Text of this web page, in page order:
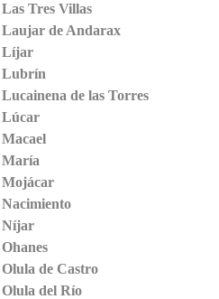
Las Tres Villas
Laujar de Andarax
Líjar
Lubrín
Lucainena de las Torres
Lúcar
Macael
María
Mojácar
Nacimiento
Níjar
Ohanes
Olula de Castro
Olula del Río